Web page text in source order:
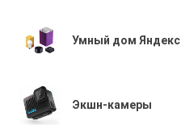
Умный дом Яндекс
Экшн-камеры